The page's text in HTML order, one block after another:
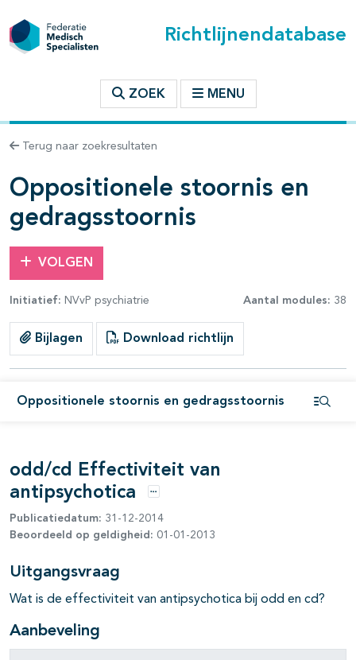
Richtlijnendatabase
ZOEK MENU
Terug naar zoekresultaten
Oppositionele stoornis en
gedragsstoornis
VOLGEN
Initiatief: NVvP psychiatrie Aantal modules: 38
Bijlagen Download richtlijn
Oppositionele stoornis en gedragsstoornis
binnen deze richtlijn
open- en dichtklappen
open- en dichtklappen
odd/cd Effectiviteit van
antipsychotica
Opties
Publicatiedatum: 31-12-2014
Beoordeeld op geldigheid: 01-01-2013
Uitgangsvraag
Wat is de effectiviteit van antipsychotica bij odd en cd?
Aanbeveling